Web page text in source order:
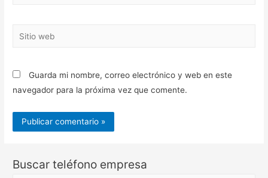
Sitio
Guarda mi nombre, correo electrónico y web en este
navegador para la próxima vez que comente.
Buscar teléfono empresa